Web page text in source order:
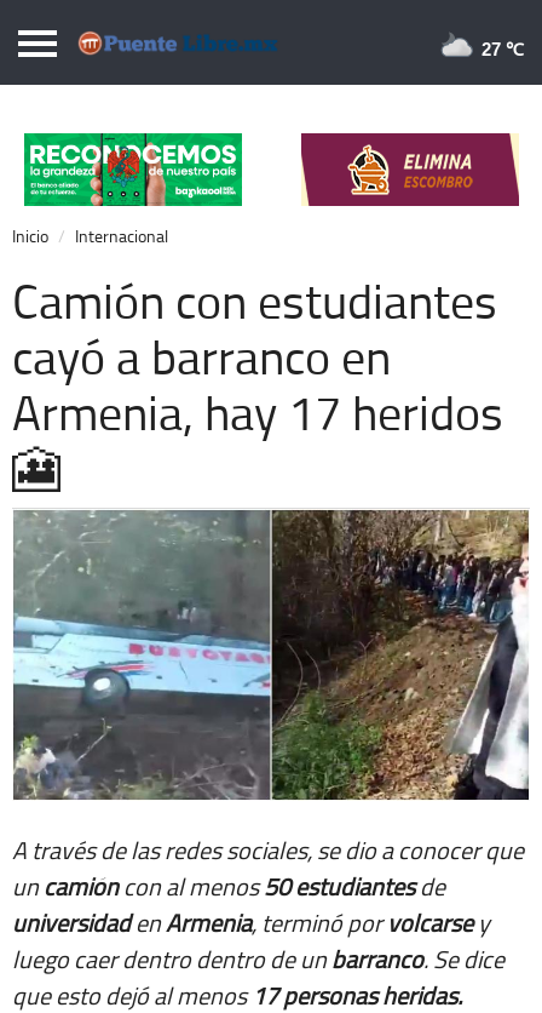
Puentelibre.mx
Local
Nacional
Opinión
Cronos
Economía
Espectáculos
Deportes
Extra +
27 ℃
Inicio Internacional
Camión con estudiantes
cayó a barranco en
Armenia, hay 17 heridos
🎦
A través de las redes sociales, se dio a conocer que
uncamióncon al menos50 estudiantesde
universidadenArmenia, terminó porvolcarsey
luego caer dentro dentro de unbarranco. Se dice
que esto dejó al menos 17 personas heridas.